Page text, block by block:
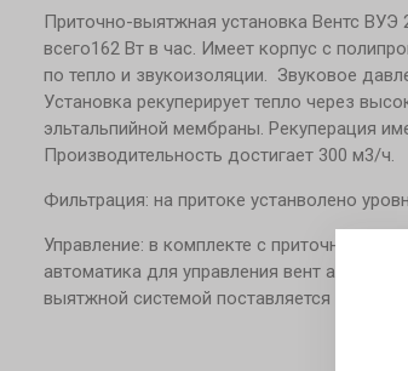
Приточно-выятжная установка Вентс ВУЭ
всего162 Вт в час. Имеет корпус с
по тепло и звукоизоляции. Звуковое
Установка рекуперирует тепло через
эльтальпийной мембраны. Рекуперация
Производительность достигает 300 м3/ч.
Фильтрация: на притоке устанволено
Управление: в комплекте с приточно-
автоматика для управления вент
выятжной системой поставляется